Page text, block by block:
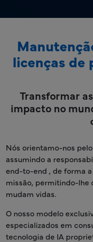
licenças
Transformar
impacto no
Nós orientamo-nos
assumindo a
end-to-end , de forma
missão, permitindo-lhe
mudam vidas.
O nosso modelo
especializados em
tecnologia de IA